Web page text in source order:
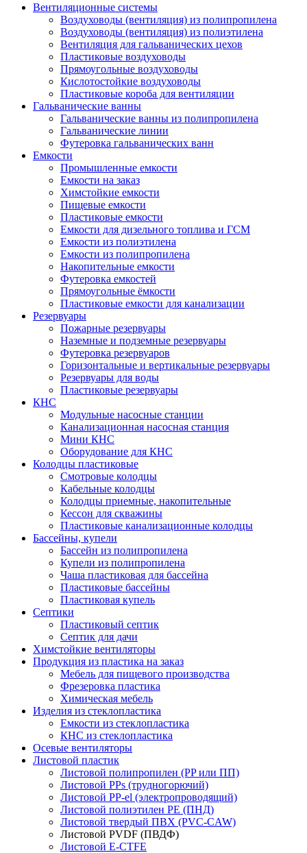
Вентиляционные системы
Воздуховоды (вентиляция) из полипропилена
Воздуховоды (вентиляция) из полиэтилена
Вентиляция для гальванических цехов
Пластиковые воздуховоды
Прямоугольные воздуховоды
Кислотостойкие воздуховоды
Пластиковые короба для вентиляции
Гальванические ванны
Гальванические ванны из полипропилена
Гальванические линии
Футеровка гальванических ванн
Емкости
Промышленные емкости
Емкости на заказ
Химстойкие емкости
Пищевые емкости
Пластиковые емкости
Емкости для дизельного топлива и ГСМ
Емкости из полиэтилена
Емкости из полипропилена
Накопительные емкости
Футеровка емкостей
Прямоугольные ёмкости
Пластиковые емкости для канализации
Резервуары
Пожарные резервуары
Наземные и подземные резервуары
Футеровка резервуаров
Горизонтальные и вертикальные резервуары
Резервуары для воды
Пластиковые резервуары
КНС
Модульные насосные станции
Канализационная насосная станция
Мини КНС
Оборудование для КНС
Колодцы пластиковые
Смотровые колодцы
Кабельные колодцы
Колодцы приемные, накопительные
Кессон для скважины
Пластиковые канализационные колодцы
Бассейны, купели
Бассейн из полипропилена
Купели из полипропилена
Чаша пластиковая для бассейна
Пластиковые бассейны
Пластиковая купель
Септики
Пластиковый септик
Септик для дачи
Химстойкие вентиляторы
Продукция из пластика на заказ
Мебель для пищевого производства
Фрезеровка пластика
Химическая мебель
Изделия из стеклопластика
Емкости из стеклопластика
КНС из стеклопластика
Осевые вентиляторы
Листовой пластик
Листовой полипропилен (PP или ПП)
Листовой PPs (трудногорючий)
Листовой PP-el (электропроводящий)
Листовой полиэтилен PE (ПНД)
Листовой твердый ПВХ (PVC-CAW)
Листовой PVDF (ПВДФ)
Листовой E-CTFE